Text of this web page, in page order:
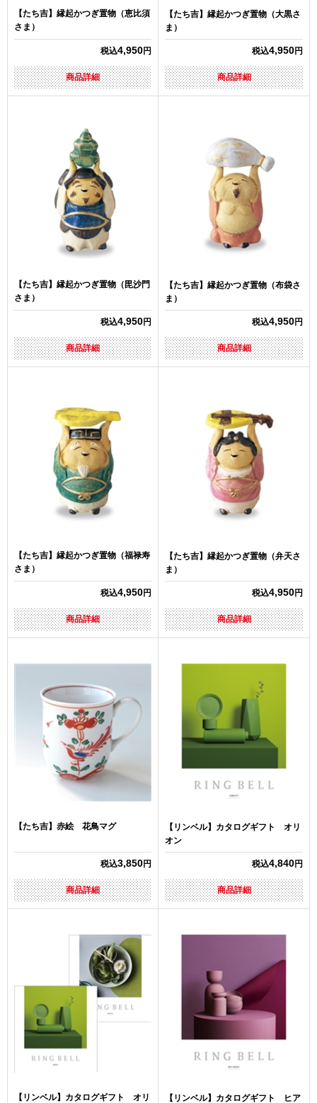
【たち吉】縁起かつぎ置物（恵比須
さま）
税込4,950円
商品詳細
【たち吉】縁起かつぎ置物（大黒さ
ま）
税込4,950円
商品詳細
【たち吉】縁起かつぎ置物（毘沙門
さま）
税込4,950円
商品詳細
【たち吉】縁起かつぎ置物（布袋さ
ま）
税込4,950円
商品詳細
【たち吉】縁起かつぎ置物（福禄寿
さま）
税込4,950円
商品詳細
【たち吉】縁起かつぎ置物（弁天さ
ま）
税込4,950円
商品詳細
【たち吉】赤絵 花鳥マグ
税込3,850円
商品詳細
【リンベル】カタログギフト オリ
オン
税込4,840円
商品詳細
【リンベル】カタログギフト オリ 【リンベル】カタログギフト ヒア